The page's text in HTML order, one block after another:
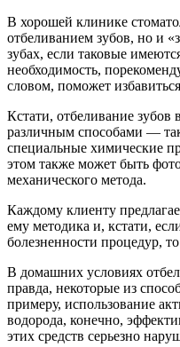
В хорошей клинике
отбеливанием зубов, но и
зубах, если таковые
необходимость,
словом, поможет
Кстати, отбеливание зубов
различным способами —
специальные химические
этом также может быть
механического метода.
Каждому клиенту
ему методика и, кстати,
болезненности процедур,
В домашних условиях
правда, некоторые из
примеру, использование
водорода, конечно,
этих средств серьезно